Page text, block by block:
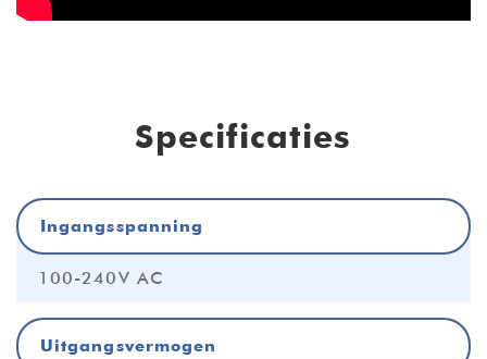
Specificaties
Ingangsspanning
100-240V AC
Uitgangsvermogen